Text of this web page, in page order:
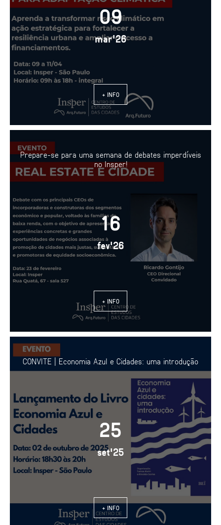
09
mar'26
+ INFO
Prepare-se para uma semana de debates imperdíveis
no Insper!
16
fev'26
+ INFO
CONVITE | Economia Azul e Cidades: uma introdução
25
set'25
+ INFO